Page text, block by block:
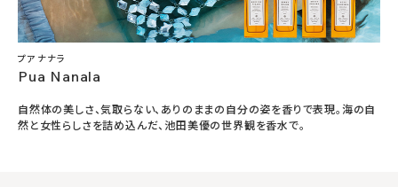
プア ナナラ
Pua Nanala
自然体の美しさ、気取らない、ありのままの自分の姿を香りで表現。海の自
然と女性らしさを詰め込んだ、池田美優の世界観を香水で。